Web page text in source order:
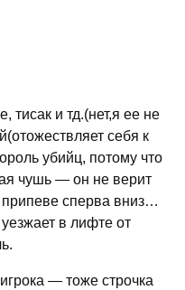
тисак и тд.(нет,я ее не
себя к
убийц, потому что
чушь — он не верит
припеве сперва вниз…
в лифте от
— тоже строчка